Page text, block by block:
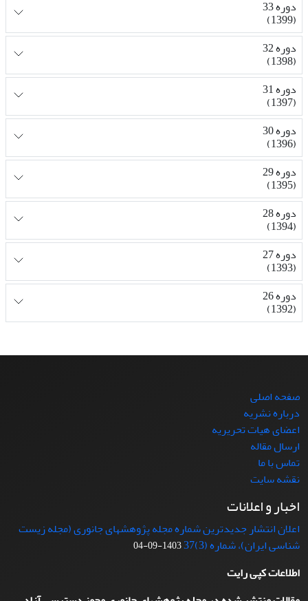
دوره 33
(1399)
دوره 32
(1398)
دوره 31
(1397)
دوره 30
(1396)
دوره 29
(1395)
دوره 28
(1394)
دوره 27
(1393)
دوره 26
(1392)
صفحه اصلی
درباره نشریه
اعضای هیات تحریریه
ارسال مقاله
تماس با ما
نقشه سایت
اخبار و اعلانات
اعلان انتشار جدیدترین شماره مجله پژوهشهای جانوری (مجله زیست
شناسی ایران)، شماره (3)37
1403-09-04
اطلاعات کپی رایت